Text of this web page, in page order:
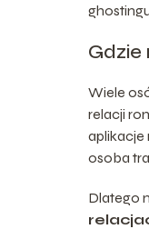
Gdzie
Wiele
relacji
aplikacje
osoba
Dlatego